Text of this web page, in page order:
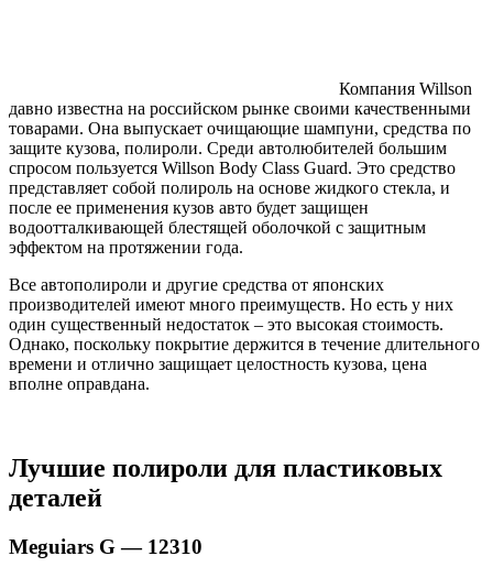
Компания Willson
давно известна на российском рынке своими качественными
товарами. Она выпускает очищающие шампуни, средства по
защите кузова, полироли. Среди автолюбителей большим
спросом пользуется Willson Body Class Guard. Это средство
представляет собой полироль на основе жидкого стекла, и
после ее применения кузов авто будет защищен
водоотталкивающей блестящей оболочкой с защитным
эффектом на протяжении года.
Все автополироли и другие средства от японских
производителей имеют много преимуществ. Но есть у них
один существенный недостаток – это высокая стоимость.
Однако, поскольку покрытие держится в течение длительного
времени и отлично защищает целостность кузова, цена
вполне оправдана.
Лучшие полироли для пластиковых
деталей
Meguiars G — 12310